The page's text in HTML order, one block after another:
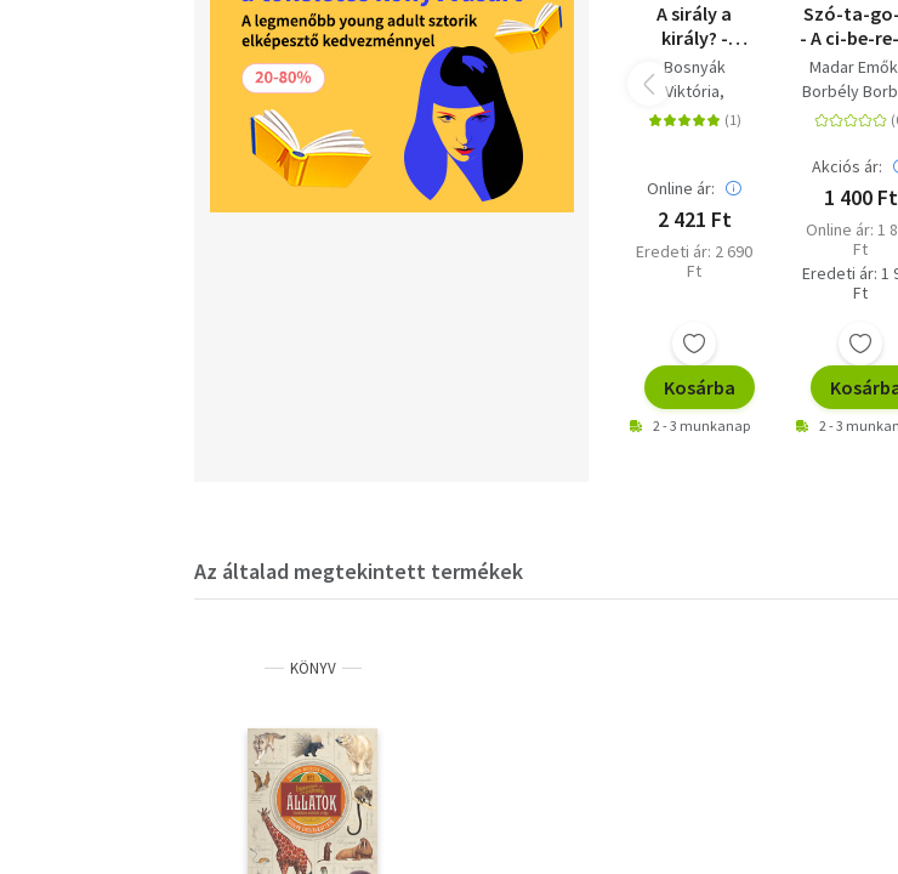
A sirály a
király? -
Feladatgyűjtemény
Bosnyák
Viktória
regényéhez
Bosnyák
Viktória
Hevérné Kanyó
Online ár:
2 421 Ft
Eredeti ár: 2 690
Ft
Kosárba
2 - 3 munkanap
Szó-ta-
- A ci-be-
ves és
me-sék -
nez-he-tő
zok-kal
Madar
Borbély
Akciós ár:
1 400 Ft
Online ár: 1
Ft
Eredeti ár: 1
Ft
2 - 3
Az általad megtekintett termékek
KÖNYV